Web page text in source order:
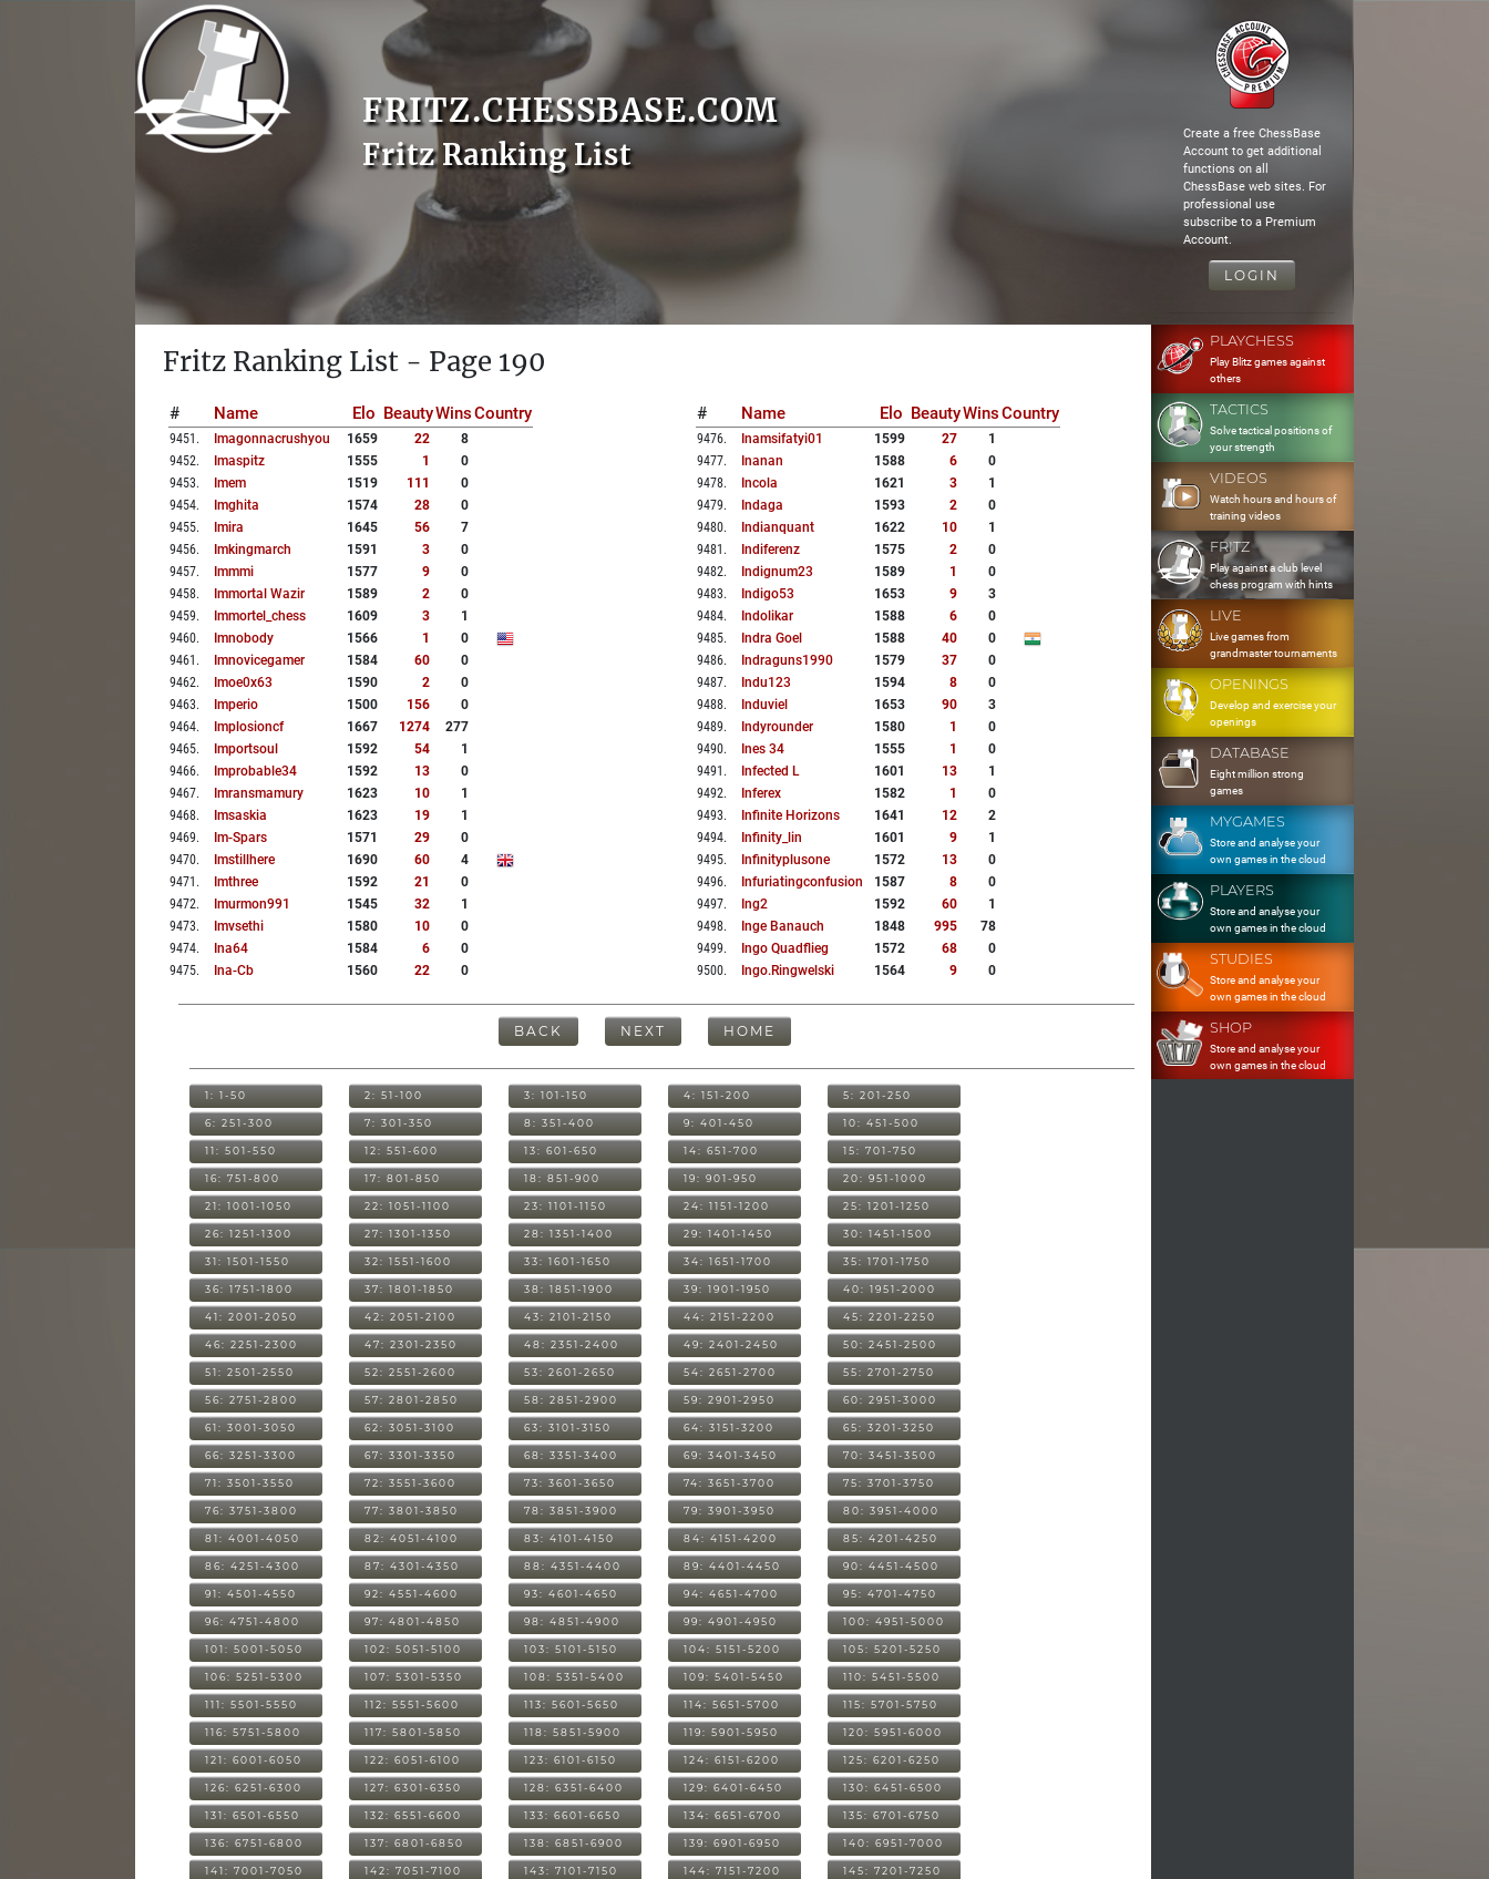
FRITZ.CHESSBASE.COM
Fritz Ranking List
Create a free ChessBase
Account to get additional
functions on all
ChessBase web sites. For
professional use
subscribe to a Premium
Account.
LOGIN
Fritz Ranking List - Page 190
# Name Elo BeautyWinsCountry
9451 . Imagonnacrushyou 1659 22
8
9452. Imaspitz 1555 1
0
9453. Imem 1519 111
0
9454. Imghita 1574 28
0
9455. Imira 1645 56
7
9456. Imkingmarch 1591 3
0
9457. Immmi 1577 9
0
9458. Immortal Wazir 1589 2
0
9459. Immortel_chess 1609 3
1
9460. Imnobody 1566 1
0
9461 . Imnovicegamer 1584 60
0
9462. Imoe0x63 1590 2
0
9463. Imperio 1500 156
0
9464. Implosioncf 1667 1274
277
9465. Importsoul 1592 54
1
9466. Improbable34 1592 13
0
9467. Imransmamury 1623 10
1
9468. Imsaskia 1623 19
1
9469. Im-Spars 1571 29
0
9470. Imstillhere 1690 60
4
9471 . Imthree 1592 21
0
9472. Imurmon991 1545 32
1
9473. Imvsethi 1580 10
0
9474. Ina64 1584 6
0
9475. Ina-Cb 1560 22 0
# Name Elo BeautyWinsCountry
9476. Inamsifatyi01 1599 27
1
9477. Inanan 1588 6
0
9478. Incola 1621 3
1
9479. Indaga 1593 2
0
9480. Indianquant 1622 10
1
9481 . Indiferenz 1575 2
0
9482. Indignum23 1589 1
0
9483. Indigo53 1653 9
3
9484. Indolikar 1588 6
0
9485. Indra Goel 1588 40
0
9486. Indraguns1990 1579 37
0
9487. Indu123 1594 8
0
9488. Induviel 1653 90
3
9489. Indyrounder 1580 1
0
9490. Ines 34 1555 1
0
9491 . Infected L 1601 13
1
9492. Inferex 1582 1
0
9493. Infinite Horizons 1641 12
2
9494. Infinity_lin 1601 9
1
9495. Infinityplusone 1572 13
0
9496. Infuriatingconfusion 1587 8
0
9497. Ing2 1592 60
1
9498. Inge Banauch 1848 995
78
9499. Ingo Quadflieg 1572 68
0
9500. Ingo.ringwelski 1564 9 0
BACK NEXT HOME
1: 1-50 2: 51-100 3: 101-150 4: 151-200 5: 201-250
6: 251-300 7: 301-350 8: 351-400 9: 401-450 10: 451-500
11: 501-550 12: 551-600 13: 601-650 14: 651-700 15: 701-750
16: 751-800 17: 801-850 18: 851-900 19: 901-950 20: 951-1000
21: 1001-1050 22: 1051-1100 23: 1101-1150 24: 1151-1200 25: 1201-1250
26: 1251-1300 27: 1301-1350 28: 1351-1400 29: 1401-1450 30: 1451-1500
31: 1501-1550 32: 1551-1600 33: 1601-1650 34: 1651-1700 35: 1701-1750
36: 1751-1800 37: 1801-1850 38: 1851-1900 39: 1901-1950 40: 1951-2000
41: 2001-2050 42: 2051-2100 43: 2101-2150 44: 2151-2200 45: 2201-2250
46: 2251-2300 47: 2301-2350 48: 2351-2400 49: 2401-2450 50: 2451-2500
51: 2501-2550 52: 2551-2600 53: 2601-2650 54: 2651-2700 55: 2701-2750
56: 2751-2800 57: 2801-2850 58: 2851-2900 59: 2901-2950 60: 2951-3000
61: 3001-3050 62: 3051-3100 63: 3101-3150 64: 3151-3200 65: 3201-3250
66: 3251-3300 67: 3301-3350 68: 3351-3400 69: 3401-3450 70: 3451-3500
71: 3501-3550 72: 3551-3600 73: 3601-3650 74: 3651-3700 75: 3701-3750
76: 3751-3800 77: 3801-3850 78: 3851-3900 79: 3901-3950 80: 3951-4000
81: 4001-4050 82: 4051-4100 83: 4101-4150 84: 4151-4200 85: 4201-4250
86: 4251-4300 87: 4301-4350 88: 4351-4400 89: 4401-4450 90: 4451-4500
91: 4501-4550 92: 4551-4600 93: 4601-4650 94: 4651-4700 95: 4701-4750
96: 4751-4800 97: 4801-4850 98: 4851-4900 99: 4901-4950 100: 4951-5000
101: 5001-5050 102: 5051-5100 103: 5101-5150 104: 5151-5200 105: 5201-5250
106: 5251-5300 107: 5301-5350 108: 5351-5400 109: 5401-5450 110: 5451-5500
111: 5501-5550 112: 5551-5600 113: 5601-5650 114: 5651-5700 115: 5701-5750
116: 5751-5800 117: 5801-5850 118: 5851-5900 119: 5901-5950 120: 5951-6000
121: 6001-6050 122: 6051-6100 123: 6101-6150 124: 6151-6200 125: 6201-6250
126: 6251-6300 127: 6301-6350 128: 6351-6400 129: 6401-6450 130: 6451-6500
131: 6501-6550 132: 6551-6600 133: 6601-6650 134: 6651-6700 135: 6701-6750
136: 6751-6800 137: 6801-6850 138: 6851-6900 139: 6901-6950 140: 6951-7000
141: 7001-7050 142: 7051-7100 143: 7101-7150 144: 7151-7200 145: 7201-7250
PLAYCHESS
Play Blitz games against
others
TACTICS
Solve tactical positions of
your strength
VIDEOS
Watch hours and hours of
training videos
FRITZ
Play against a club level
chess program with hints
LIVE
Live games from
grandmaster tournaments
OPENINGS
Develop and exercise your
openings
DATABASE
Eight million strong
games
MYGAMES
Store and analyse your
own games in the cloud
PLAYERS
Store and analyse your
own games in the cloud
STUDIES
Store and analyse your
own games in the cloud
SHOP
Store and analyse your
own games in the cloud